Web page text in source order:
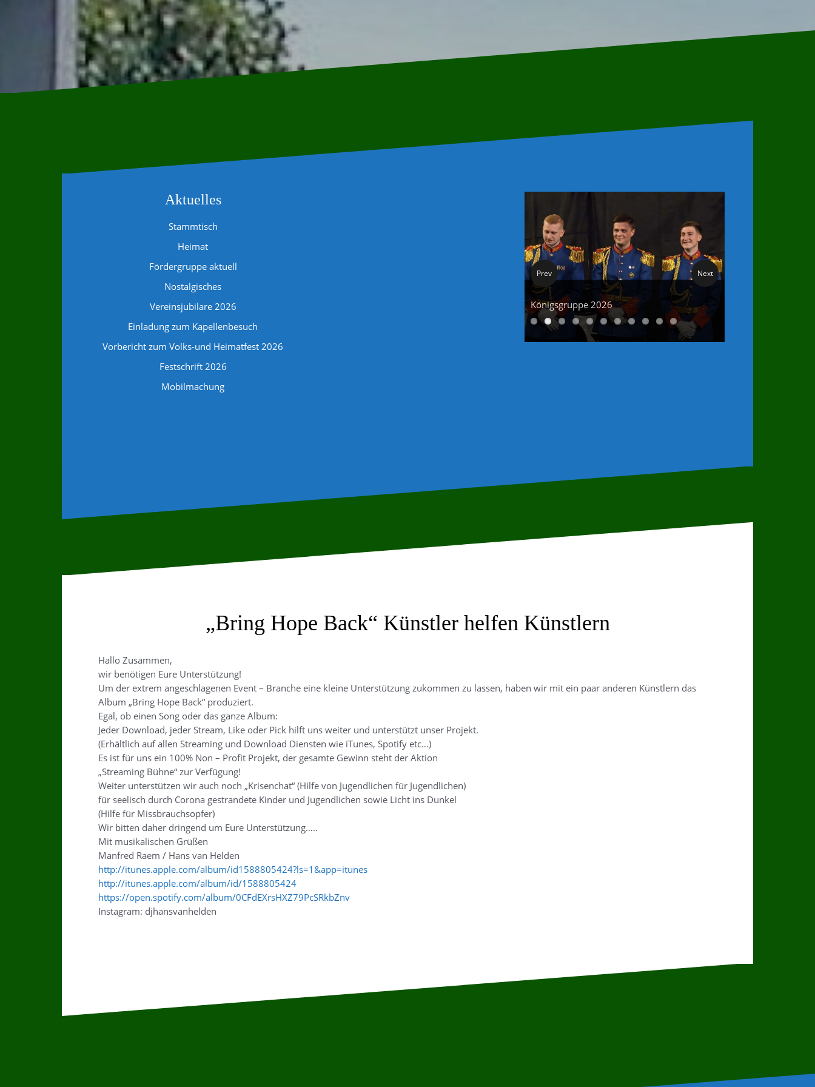
Aktuelles
Stammtisch
Heimat
Fördergruppe aktuell
Nostalgisches
Vereinsjubilare 2026
Einladung zum Kapellenbesuch
Vorbericht zum Volks-und Heimatfest 2026
Festschrift 2026
Mobilmachung
Königsgruppe 2026
Prev Next
„Bring Hope Back“ Künstler helfen Künstlern
Hallo Zusammen,
wir benötigen Eure Unterstützung!
Um der extrem angeschlagenen Event – Branche eine kleine Unterstützung zukommen zu lassen, haben wir mit ein paar anderen Künstlern das
Album „Bring Hope Back“ produziert.
Egal, ob einen Song oder das ganze Album:
Jeder Download, jeder Stream, Like oder Pick hilft uns weiter und unterstützt unser Projekt.
(Erhältlich auf allen Streaming und Download Diensten wie iTunes, Spotify etc…)
Es ist für uns ein 100% Non – Profit Projekt, der gesamte Gewinn steht der Aktion
„Streaming Bühne“ zur Verfügung!
Weiter unterstützen wir auch noch „Krisenchat“ (Hilfe von Jugendlichen für Jugendlichen)
für seelisch durch Corona gestrandete Kinder und Jugendlichen sowie Licht ins Dunkel
(Hilfe für Missbrauchsopfer)
Wir bitten daher dringend um Eure Unterstützung…..
Mit musikalischen Grüßen
Manfred Raem / Hans van Helden
http://itunes.apple.com/album/id1588805424?ls=1&app=itunes
http://itunes.apple.com/album/id/1588805424
https://open.spotify.com/album/0CFdEXrsHXZ79PcSRkbZnv
Instagram: djhansvanhelden